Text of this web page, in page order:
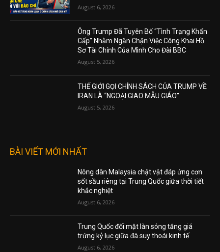
August 6, 2026
Ông Trump Đã Tuyên Bố “Tình Trạng Khẩn
Cấp” Nhằm Ngăn Chặn Việc Công Khai Hồ
Sơ Tài Chính Của Mình Cho Đài BBC
August 5, 2026
THẾ GIỚI GỌI CHÍNH SÁCH CỦA TRUMP VỀ
IRAN LÀ “NGOẠI GIAO MẪU GIÁO”
August 5, 2026
BÀI VIẾT MỚI NHẤT
Nông dân Malaysia chật vật đáp ứng cơn
sốt sầu riêng tại Trung Quốc giữa thời tiết
khắc nghiệt
August 6, 2026
Trung Quốc đối mặt làn sóng tăng giá
trứng kỷ lục giữa đà suy thoái kinh tế
August 6, 2026